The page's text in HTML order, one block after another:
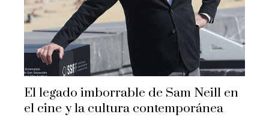
El legado imborrable de Sam Neill en
el cine y la cultura contemporánea